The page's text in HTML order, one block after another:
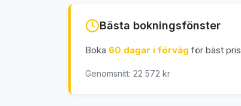
Bästa bokningsfönster
Boka 60 dagar i förväg för bäst pris
Genomsnitt: 22 572 kr